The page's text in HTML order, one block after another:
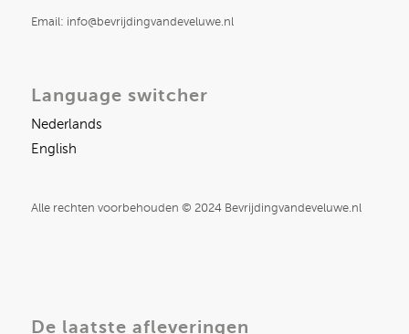
Email: info@bevrijdingvandeveluwe.nl
Language switcher
Nederlands
English
Alle rechten voorbehouden © 2024 Bevrijdingvandeveluwe.nl
De laatste afleveringen